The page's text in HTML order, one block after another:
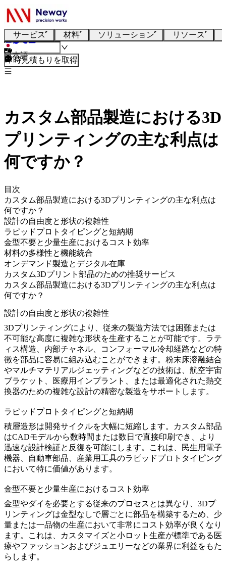
サービス 材料 ソリューション リソース
日本語
即時見積もりを取得
カスタム部品製造における3D
プリンティングの主な利点は
何ですか？
目次
カスタム部品製造における3Dプリンティングの主な利点は
何ですか？
設計の自由度と形状の複雑性
ラピッドプロトタイピングと短納期
金型不要と少量生産におけるコスト効率
材料の多様性と機能統合
オンデマンド製造とデジタル在庫
カスタム3Dプリント部品のための推奨サービス
カスタム部品製造における3Dプリンティングの主な利点は
何ですか？
設計の自由度と形状の複雑性
3Dプリンティングにより、従来の製造方法では困難または
不可能な高度に複雑な形状を生産することが可能です。ラテ
ィス構造、内部チャネル、コンフォーマル冷却経路などの特
徴を部品に容易に組み込むことができます。 粉末床溶融結合
やマルチマテリアルジェッティングなどの技術は、航空宇宙
ブラケット、医療用インプラント、または最適化された熱交
換器のための複雑な設計の精密な製造をサポートします。
ラピッドプロトタイピングと短納期
積層造形は開発サイクルを大幅に短縮します。カスタム部品
はCADモデルから数時間または数日で直接印刷でき、より
迅速な設計検証と反復を可能にします。これは、民生用電子
機器、自動車部品、産業用工具のラピッドプロトタイピング
において特に価値があります。
金型不要と少量生産におけるコスト効率
金型やダイを必要とする従来のプロセスとは異なり、3Dプ
リンティングは金型なしで層ごとに部品を構築するため、少
量または一品物の生産において非常にコスト効率が良くなり
ます。これは、カスタマイズと小ロット生産が標準である 医
療やファッションおよびジュエリーなどの業界に利益をもた
らします。